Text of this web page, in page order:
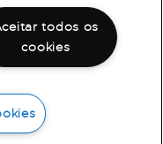
reservados
todos os
cookies